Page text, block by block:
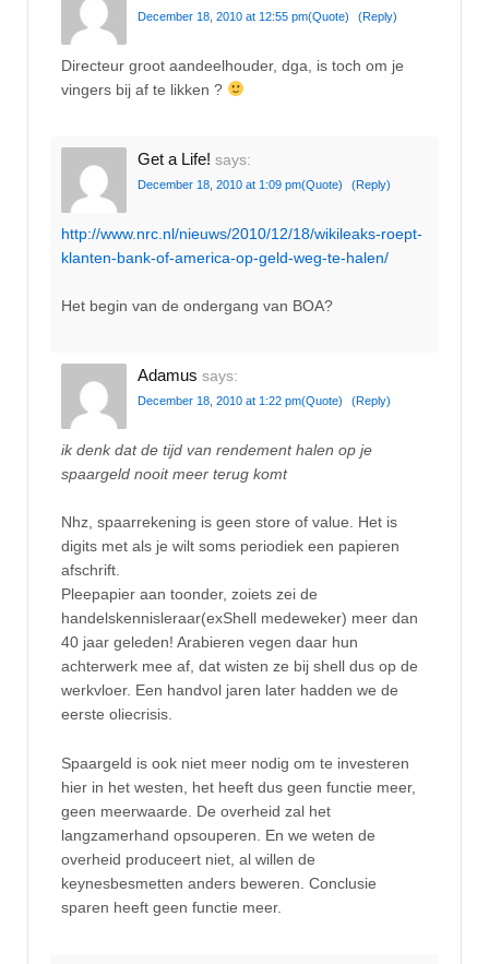
December 18, 2010 at 12:55 pm(Quote) (Reply)
Directeur groot aandeelhouder, dga, is toch om je
vingers bij af te likken ?
Get a Life! says:
December 18, 2010 at 1:09 pm(Quote) (Reply)
http://www.nrc.nl/nieuws/2010/12/18/wikileaks-roept-
klanten-bank-of-america-op-geld-weg-te-halen/
Het begin van de ondergang van BOA?
Adamus says:
December 18, 2010 at 1:22 pm(Quote) (Reply)
ik denk dat de tijd van rendement halen op je
spaargeld nooit meer terug komt
Nhz, spaarrekening is geen store of value. Het is
digits met als je wilt soms periodiek een papieren
afschrift.
Pleepapier aan toonder, zoiets zei de
handelskennisleraar(exShell medeweker) meer dan
40 jaar geleden! Arabieren vegen daar hun
achterwerk mee af, dat wisten ze bij shell dus op de
werkvloer. Een handvol jaren later hadden we de
eerste oliecrisis.
Spaargeld is ook niet meer nodig om te investeren
hier in het westen, het heeft dus geen functie meer,
geen meerwaarde. De overheid zal het
langzamerhand opsouperen. En we weten de
overheid produceert niet, al willen de
keynesbesmetten anders beweren. Conclusie
sparen heeft geen functie meer.